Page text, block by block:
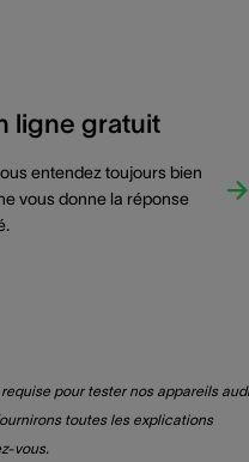
ligne gratuit
entendez toujours bien
vous donne la réponse
pour tester nos appareils
toutes les explications
vous.​